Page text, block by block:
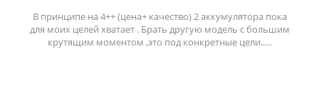
В принципе на 4++ (цена+ качество) 2 аккумулятора пока
для моих целей хватает . Брать другую модель с большим
крутящим моментом ,это под конкретные цели.....